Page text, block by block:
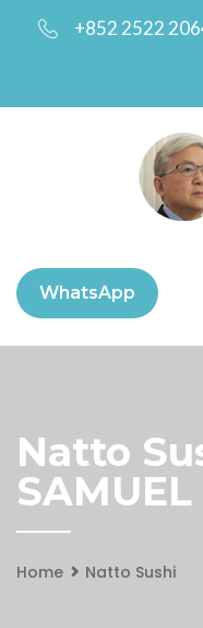
+852 2522
WhatsApp
Natto
SAMUEL
Home Natto Sushi